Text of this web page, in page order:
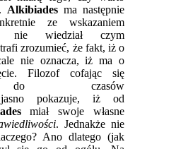
Alkibiades ma następnie
ze wskazaniem
nie wiedział czym
zrozumieć, że fakt, iż o
nie oznacza, iż ma o
Filozof cofając się
do czasów
jasno pokazuje, iż od
miał swoje własne
. Jednakże nie
Ano dlatego (jak